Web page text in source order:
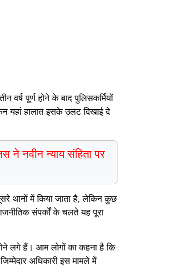
वर्ष पूर्ण होने के बाद पुलिसकर्मियों
यहां हालात इसके उलट दिखाई दे
ने नवीन न्याय संहिता पर
थानों में किया जाता है, लेकिन कुछ
संपर्कों के चलते यह पूरा
लगे हैं। आम लोगों का कहना है कि
अधिकारी इस मामले में